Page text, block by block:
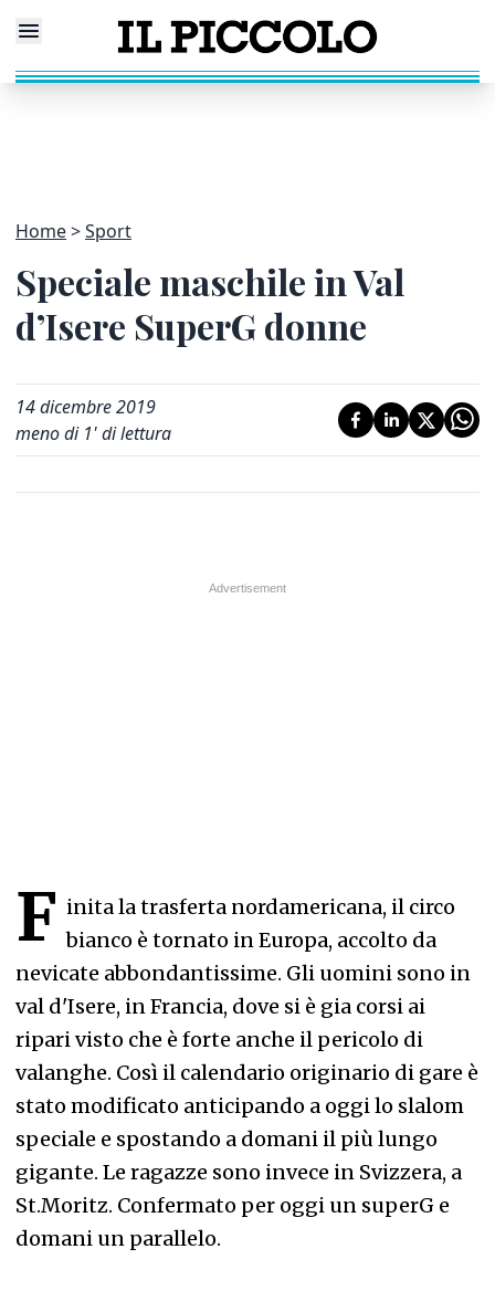
Home Sport
Speciale maschile in Val
d’Isere SuperG donne
14 dicembre 2019
meno di 1' di lettura
F inita la trasferta nordamericana, il circo
bianco è tornato in Europa, accolto da
nevicate abbondantissime. Gli uomini sono in
val d'Isere, in Francia, dove si è gia corsi ai
ripari visto che è forte anche il pericolo di
valanghe. Così il calendario originario di gare è
stato modificato anticipando a oggi lo slalom
speciale e spostando a domani il più lungo
gigante. Le ragazze sono invece in Svizzera, a
St.Moritz. Confermato per oggi un superG e
domani un parallelo.